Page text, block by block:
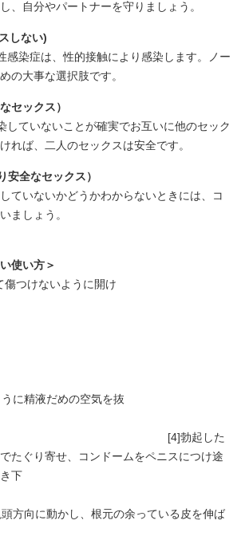
、自分やパートナーを守りましょう。
しない)
感染症は、性的接触により感染します。ノー
の大事な選択肢です。
セックス）
していないことが確実でお互いに他のセック
れば、二人のセックスは安全です。
安全なセックス）
ていないかどうかわからないときには、コ
ましょう。
使い方＞
傷つけないように開け
。
。
に精液だめの空気を抜
。
起した
たぐり寄せ、コンドームをペニスにつけ途
下
。
方向に動かし、根元の余っている皮を伸ば
。